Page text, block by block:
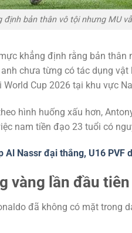
định bản thân vô tội nhưng MU
khẳng định rằng bản
chưa từng có tác dụng
Cup 2026 tại khu vực
hình huống xấu hơn,
nam tiền đạo 23 tuổi có
Al Nassr đại thắng, U16
vàng lần đầu
đã không có mặt trong